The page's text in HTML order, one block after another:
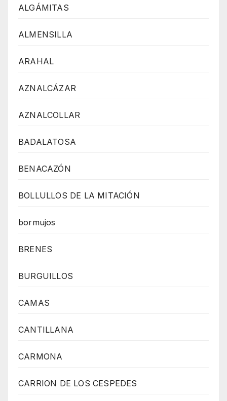
ALGÁMITAS
ALMENSILLA
ARAHAL
AZNALCÁZAR
AZNALCOLLAR
BADALATOSA
BENACAZÓN
BOLLULLOS DE LA MITACIÓN
bormujos
BRENES
BURGUILLOS
CAMAS
CANTILLANA
CARMONA
CARRION DE LOS CESPEDES